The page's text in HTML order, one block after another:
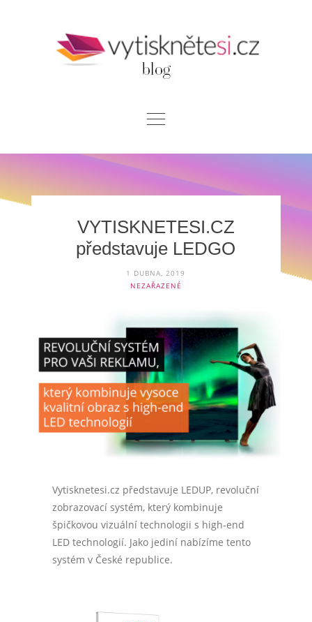
KontaktVYTISKNETESI.CZ
představuje LEDGO
1 DUBNA, 2019
NEZAŘAZENÉ
Vytisknetesi.cz představuje LEDUP, revoluční
zobrazovací systém, který kombinuje
špičkovou vizuální technologii s high-end
LED technologií. Jako jediní nabízíme tento
systém v České republice.